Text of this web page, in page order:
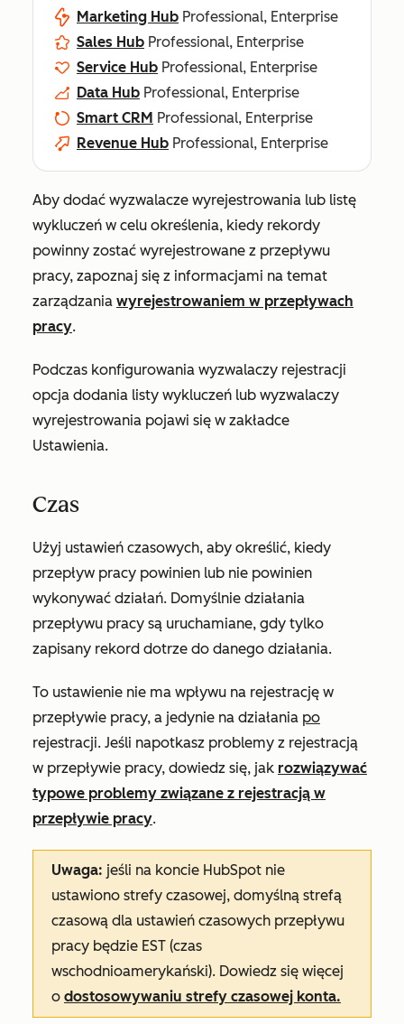
Marketing Hub Professional, Enterprise
Sales Hub Professional, Enterprise
Service Hub Professional, Enterprise
Data Hub Professional, Enterprise
Smart CRM Professional, Enterprise
Revenue Hub Professional, Enterprise
Aby dodać wyzwalacze wyrejestrowania lub listę
wykluczeń w celu określenia, kiedy rekordy
powinny zostać wyrejestrowane z przepływu
pracy, zapoznaj się z informacjami na temat
zarządzania wyrejestrowaniem w przepływach
pracy.
Podczas konfigurowania wyzwalaczy rejestracji
opcja dodania listy wykluczeń lub wyzwalaczy
wyrejestrowania pojawi się w zakładce
Ustawienia.
Czas
Użyj ustawień czasowych, aby określić, kiedy
przepływ pracy powinien lub nie powinien
wykonywać działań. Domyślnie działania
przepływu pracy są uruchamiane, gdy tylko
zapisany rekord dotrze do danego działania.
To ustawienie nie ma wpływu na rejestrację w
przepływie pracy, a jedynie na działania po
rejestracji. Jeśli napotkasz problemy z rejestracją
w przepływie pracy, dowiedz się, jak rozwiązywać
typowe problemy związane z rejestracją w
przepływie pracy.
Uwaga: jeśli na koncie HubSpot nie
ustawiono strefy czasowej, domyślną strefą
czasową dla ustawień czasowych przepływu
pracy będzie EST (czas
wschodnioamerykański). Dowiedz się więcej
o dostosowywaniu strefy czasowej konta.